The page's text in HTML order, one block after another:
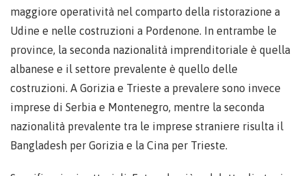
maggiore operatività nel comparto della ristorazione a
Udine e nelle costruzioni a Pordenone. In entrambe le
province, la seconda nazionalità imprenditoriale è quella
albanese e il settore prevalente è quello delle
costruzioni. A Gorizia e Trieste a prevalere sono invece
imprese di Serbia e Montenegro, mentre la seconda
nazionalità prevalente tra le imprese straniere risulta il
Bangladesh per Gorizia e la Cina per Trieste.